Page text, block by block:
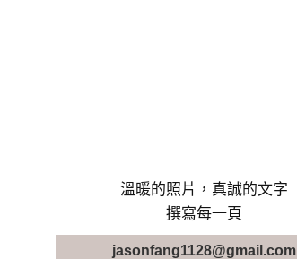
溫暖的照片，真誠的文字
撰寫每一頁
jasonfang1128@gmail.com